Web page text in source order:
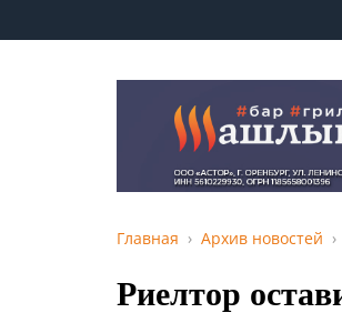
Главная Архив новостей
Риелтор